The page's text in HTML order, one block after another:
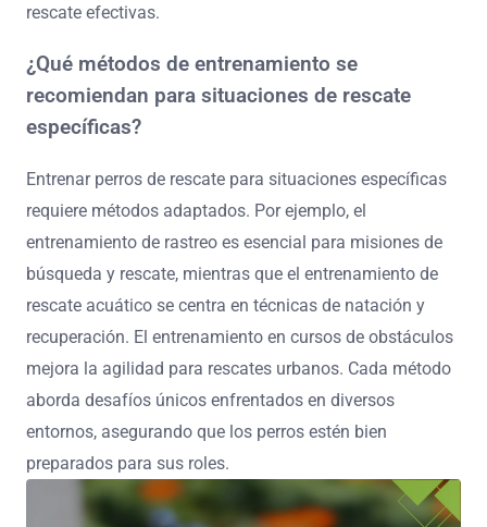
rescate efectivas.
¿Qué métodos de entrenamiento se
recomiendan para situaciones de rescate
específicas?
Entrenar perros de rescate para situaciones específicas
requiere métodos adaptados. Por ejemplo, el
entrenamiento de rastreo es esencial para misiones de
búsqueda y rescate, mientras que el entrenamiento de
rescate acuático se centra en técnicas de natación y
recuperación. El entrenamiento en cursos de obstáculos
mejora la agilidad para rescates urbanos. Cada método
aborda desafíos únicos enfrentados en diversos
entornos, asegurando que los perros estén bien
preparados para sus roles.